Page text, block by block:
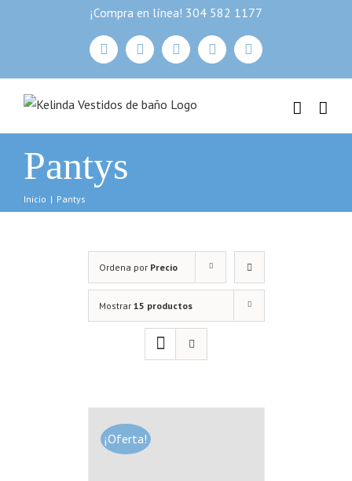
¡Compra en línea! 304 582 1177
facebookinstagramyoutubeCorreo
electrónico
whatsapp
Pantys
Inicio | Pantys
Ordena por Precio
Mostrar 15 productos
¡Oferta!